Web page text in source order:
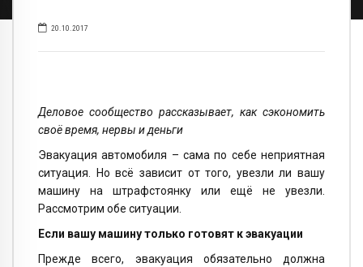
20.10.2017
Деловое сообщество рассказывает, как сэкономить
своё время, нервы и деньги
Эвакуация автомобиля – сама по себе неприятная
ситуация. Но всё зависит от того, увезли ли вашу
машину на штрафстоянку или ещё не увезли.
Рассмотрим обе ситуации.
Если вашу машину только готовят к эвакуации
Прежде всего, эвакуация обязательно должна